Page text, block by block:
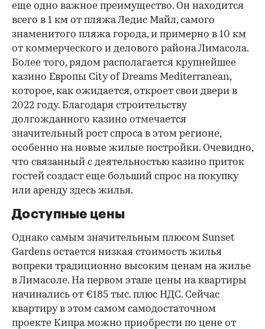
еще одно важное преимущество. Он находится
всего в 1 км от пляжа Ледис Майл, самого
знаменитого пляжа города, и примерно в 10 км
от коммерческого и делового района Лимасола.
Более того, рядом располагается крупнейшее
казино Европы City of Dreams Mediterranean,
которое, как ожидается, откроет свои двери в
2022 году. Благодаря строительству
долгожданного казино отмечается
значительный рост спроса в этом регионе,
особенно на новые жилые постройки. Очевидно,
что связанный с деятельностью казино приток
гостей создаст еще больший спрос на покупку
или аренду здесь жилья.
Доступные цены
Однако самым значительным плюсом Sunset
Gardens остается низкая стоимость жилья
вопреки традиционно высоким ценам на жилье
в Лимасоле. На первом этапе цены на квартиры
начинались от €185 тыс. плюс НДС. Сейчас
квартиру в этом самом самодостаточном
проекте Кипра можно приобрести по цене от